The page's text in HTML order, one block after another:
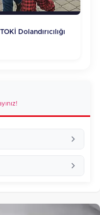
Dolandırıcılığı